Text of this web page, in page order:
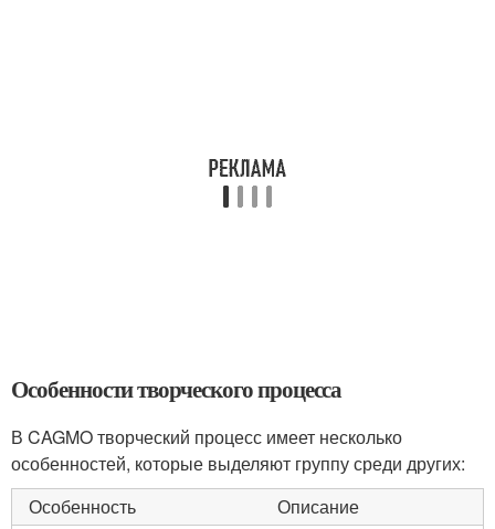
Особенности творческого процесса
В CAGMO творческий процесс имеет несколько
особенностей, которые выделяют группу среди других:
Особенность
Описание